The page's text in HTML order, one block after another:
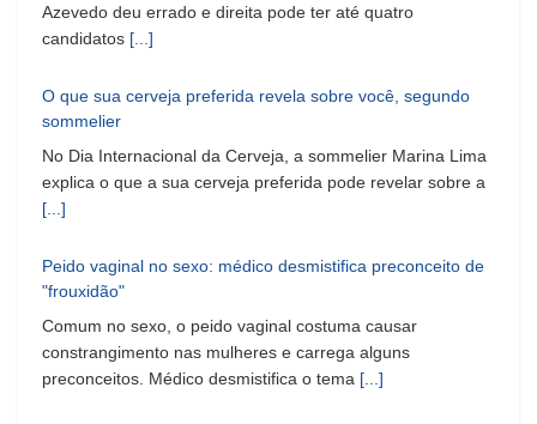
Azevedo deu errado e direita pode ter até quatro
candidatos [...]
O que sua cerveja preferida revela sobre você, segundo
sommelier
No Dia Internacional da Cerveja, a sommelier Marina Lima
explica o que a sua cerveja preferida pode revelar sobre a
[...]
Peido vaginal no sexo: médico desmistifica preconceito de
"frouxidão"
Comum no sexo, o peido vaginal costuma causar
constrangimento nas mulheres e carrega alguns
preconceitos. Médico desmistifica o tema [...]